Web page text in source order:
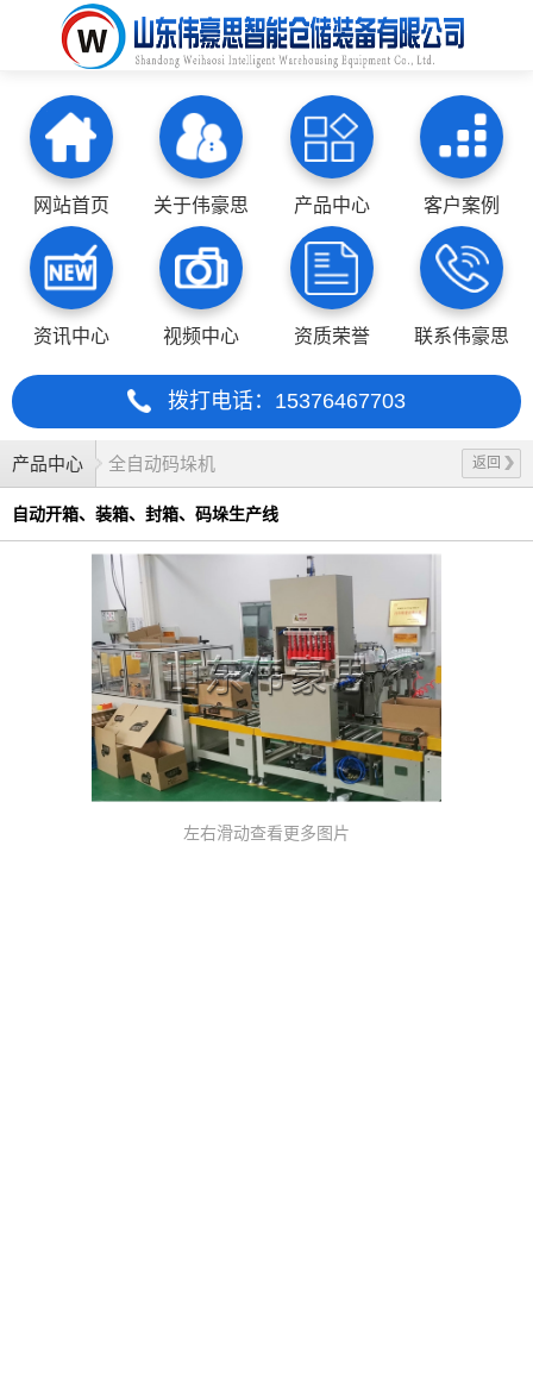
网站首页 关于伟豪思 产品中心 客户案例
资讯中心 视频中心 资质荣誉 联系伟豪思
拨打电话：15376467703
产品中心 返回
全自动码垛机
自动开箱、装箱、封箱、码垛生产线
左右滑动查看更多图片